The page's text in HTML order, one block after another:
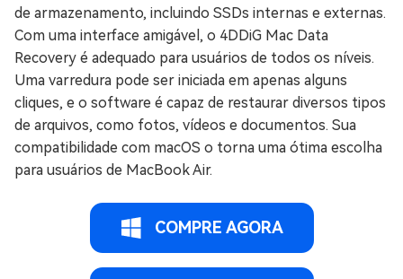
de armazenamento, incluindo SSDs internas e externas.
Com uma interface amigável, o 4DDiG Mac Data
Recovery é adequado para usuários de todos os níveis.
Uma varredura pode ser iniciada em apenas alguns
cliques, e o software é capaz de restaurar diversos tipos
de arquivos, como fotos, vídeos e documentos. Sua
compatibilidade com macOS o torna uma ótima escolha
para usuários de MacBook Air.
COMPRE AGORA